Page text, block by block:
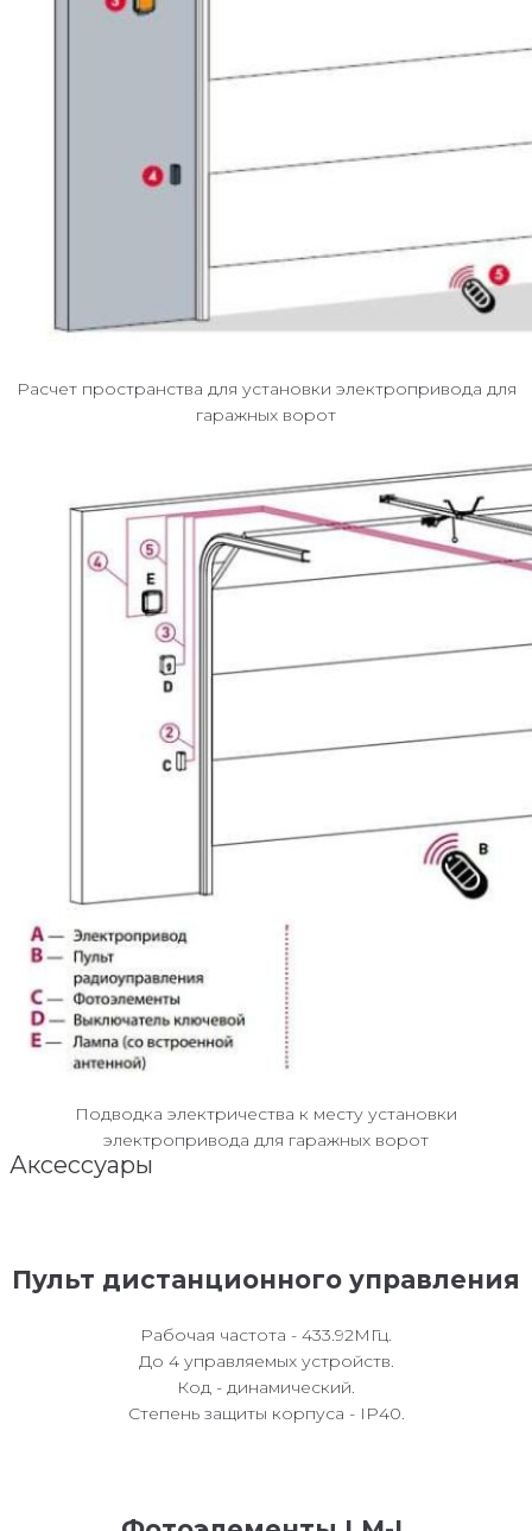
Расчет пространства для установки электропривода для
гаражных ворот
Подводка электричества к месту установки
электропривода для гаражных ворот
Аксессуары
Пульт дистанционного управления
Рабочая частота - 433.92МГц.
До 4 управляемых устройств.
Код - динамический.
Степень защиты корпуса - IP40.